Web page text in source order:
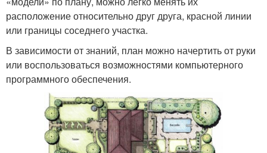
расположение относительно друг друга, красной линии
или границы соседнего участка.
В зависимости от знаний, план можно начертить от руки
или воспользоваться возможностями компьютерного
программного обеспечения.